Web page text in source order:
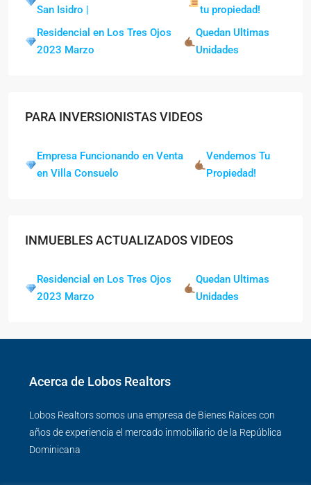
San Isidro |
tu propiedad!
Residencial en Los Tres Ojos
2023 Marzo
Quedan Ultimas
Unidades
PARA INVERSIONISTAS VIDEOS
Empresa Funcionando en Venta
en Villa Consuelo
Vendemos Tu
Propiedad!
INMUEBLES ACTUALIZADOS VIDEOS
Residencial en Los Tres Ojos
2023 Marzo
Quedan Ultimas
Unidades
Acerca de Lobos Realtors
Lobos Realtors somos una empresa de Bienes Raíces con
años de experiencia el mercado inmobiliario de la República
Dominicana